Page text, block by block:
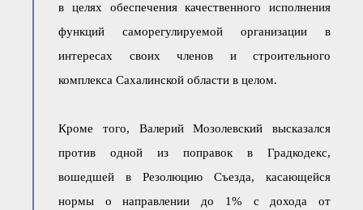
в целях обеспечения качественного исполнения
функций саморегулируемой организации в
интересах своих членов и строительного
комплекса Сахалинской области в целом.
Кроме того, Валерий Мозолевский высказался
против одной из поправок в Градкодекс,
вошедшей в Резолюцию Съезда, касающейся
нормы о направлении до 1% с дохода от